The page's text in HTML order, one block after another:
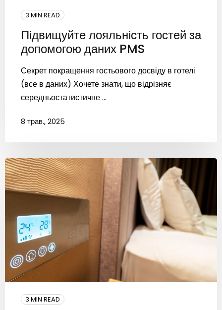
3 MIN READ
Підвищуйте лояльність гостей за
допомогою даних PMS
Секрет покращення гостьового досвіду в готелі
(все в даних) Хочете знати, що відрізняє
середньостатистичне ...
8 трав., 2025
3 MIN READ